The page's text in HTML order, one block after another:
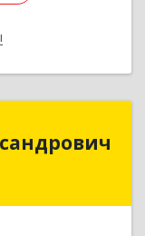
город Шарья,